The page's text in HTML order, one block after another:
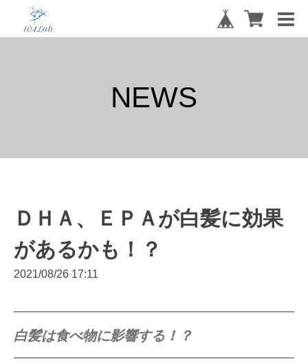
NEWS
ＤＨＡ、ＥＰＡが白髪に効果
があるかも！？
2021/08/26 17:11
白髪は食べ物に影響する！？